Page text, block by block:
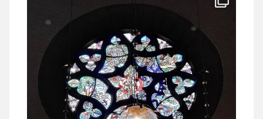
Apr. 1